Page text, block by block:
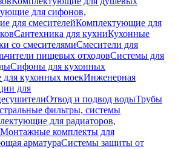
для сифонов,
для смесителейКомплектующие для
Сантехника для кухниКухонные
со смесителямиСмесители для
пищевых отходовСистемы для
Сифоны для кухонных
кухонных моекИнженерная
для
Отвод и подвод водыТрубы
фильтры, системы
для радиаторов,
Монтажные комплекты для
арматураСистемы защиты от